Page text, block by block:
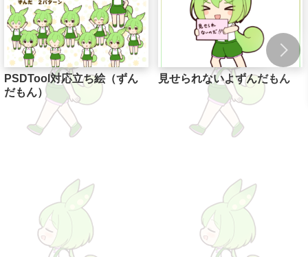
PSDTool対応立ち絵（ずん
だもん）
見せられないよずんだもん